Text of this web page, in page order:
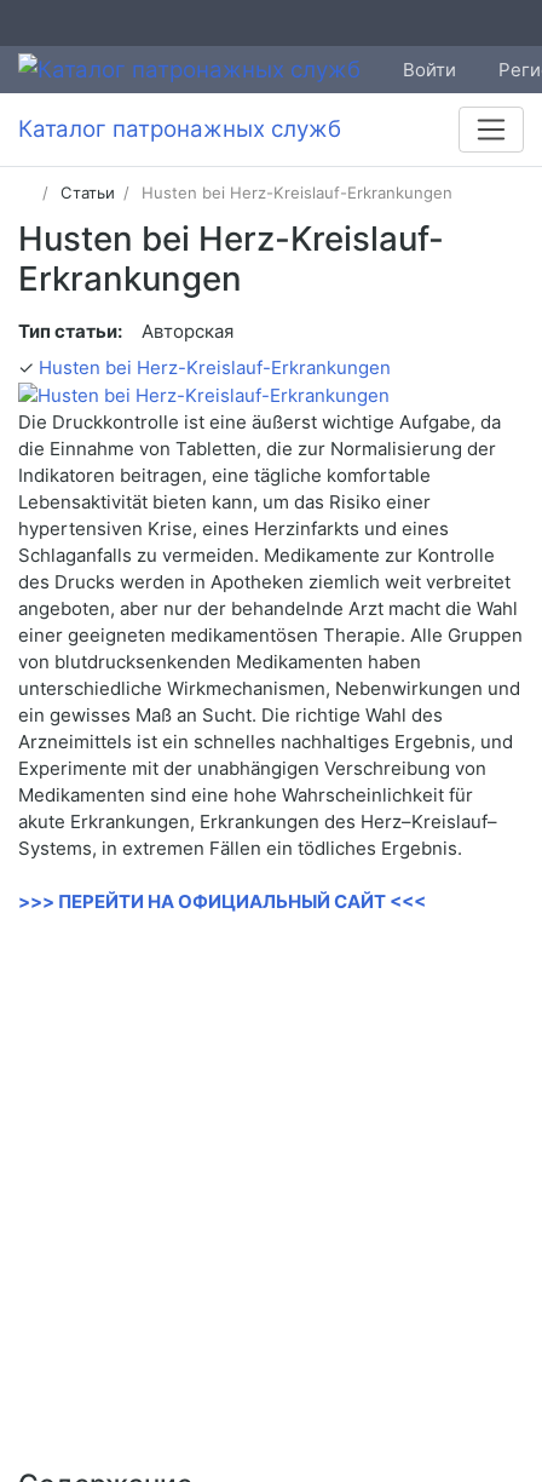
Войти
Каталог патронажных служб
Статьи Husten bei Herz-Kreislauf-Erkrankungen
Husten bei Herz-Kreislauf-
Erkrankungen
Тип статьи:
Авторская
✓ Husten bei Herz-Kreislauf-Erkrankungen
Die Druckkontrolle ist eine äußerst wichtige Aufgabe, da
die Einnahme von Tabletten, die zur Normalisierung der
Indikatoren beitragen, eine tägliche komfortable
Lebensaktivität bieten kann, um das Risiko einer
hypertensiven Krise, eines Herzinfarkts und eines
Schlaganfalls zu vermeiden. Medikamente zur Kontrolle
des Drucks werden in Apotheken ziemlich weit verbreitet
angeboten, aber nur der behandelnde Arzt macht die Wahl
einer geeigneten medikamentösen Therapie. Alle Gruppen
von blutdrucksenkenden Medikamenten haben
unterschiedliche Wirkmechanismen, Nebenwirkungen und
ein gewisses Maß an Sucht. Die richtige Wahl des
Arzneimittels ist ein schnelles nachhaltiges Ergebnis, und
Experimente mit der unabhängigen Verschreibung von
Medikamenten sind eine hohe Wahrscheinlichkeit für
akute Erkrankungen, Erkrankungen des Herz–Kreislauf–
Systems, in extremen Fällen ein tödliches Ergebnis.
>>> ПЕРЕЙТИ НА ОФИЦИАЛЬНЫЙ САЙТ <<<